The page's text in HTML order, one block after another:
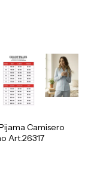
Camisero
Art.26317